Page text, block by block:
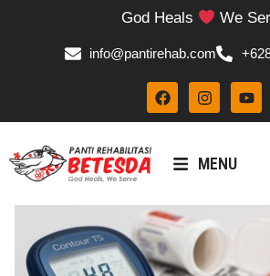
God Heals We
info@pantirehab.com
MENU